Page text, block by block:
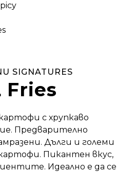
SIGNATURES
Fries
с хрупкаво
Предварително
Дълги и големи
Пикантен вкус,
Идеално е да се